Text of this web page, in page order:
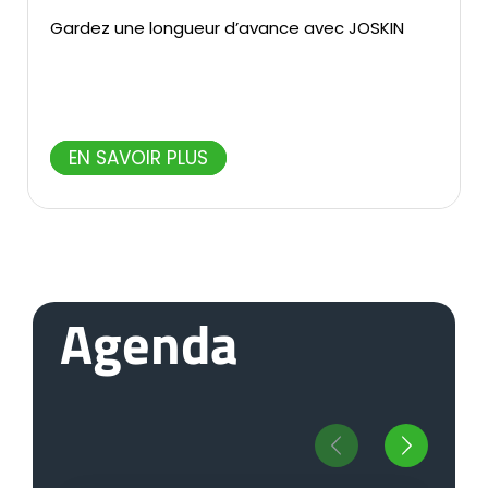
Gardez une longueur d’avance avec JOSKIN
EN SAVOIR PLUS
Agenda